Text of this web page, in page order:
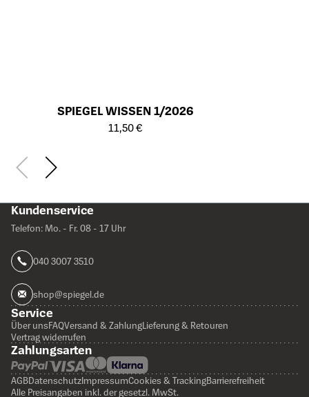
SPIEGEL WISSEN 1/2026
Öffnet die Detailseite des Produkts
11,50 €
Kundenservice
Telefon: Mo. - Fr. 08 - 17 Uhr
040 3007 3510
shop@spiegel.de
Service
Über unsFAQVersand & ZahlungLieferung & Retouren
Vertrag widerrufen
Zahlungsarten
AGBDatenschutzImpressumCookies & TrackingBarrierefreiheit
Alle Preisangaben inkl. der gesetzl. MwSt.